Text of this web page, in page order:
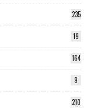
235
19
164
9
210